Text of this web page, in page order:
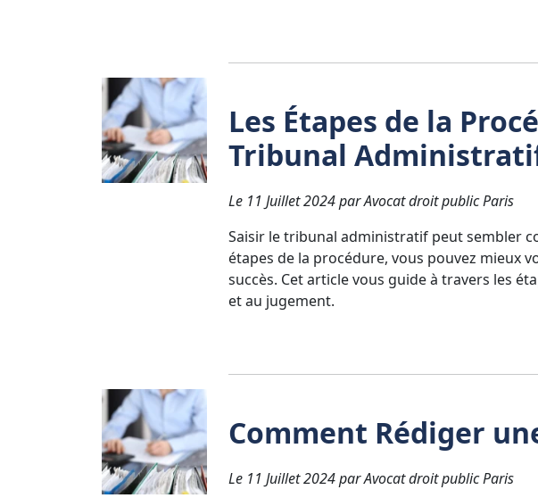
Les Étapes de la
Tribunal
Le 11 Juillet 2024 par Avocat droit public Paris
Saisir le tribunal administratif peut sembler
étapes de la procédure, vous pouvez mieux
succès. Cet article vous guide à travers les
et au jugement.
Comment Rédiger
Le 11 Juillet 2024 par Avocat droit public Paris